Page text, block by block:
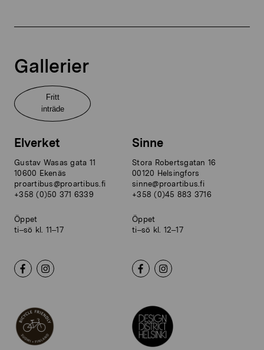
Gallerier
Fritt
inträde
Elverket
Gustav Wasas gata 11
10600 Ekenäs
proartibus@proartibus.fi
+358 (0)50 371 6339
Öppet
ti–sö kl. 11–17
Sinne
Stora Robertsgatan 16
00120 Helsingfors
sinne@proartibus.fi
+358 (0)45 883 3716
Öppet
ti–sö kl. 12–17